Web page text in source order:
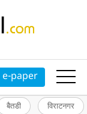
e-paper
बैतडी विराटनगर